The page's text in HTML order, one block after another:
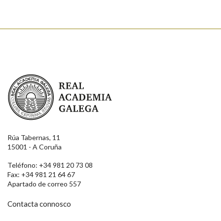
Real Academia Galega
Rúa Tabernas, 11
15001 - A Coruña
Teléfono: +34 981 20 73 08
Fax: +34 981 21 64 67
Apartado de correo 557
Contacta connosco